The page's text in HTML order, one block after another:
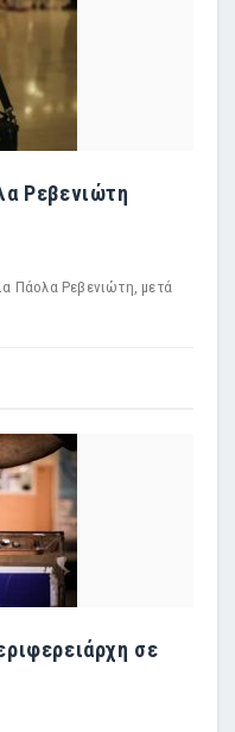
Ρεβενιώτη
Πάολα Ρεβενιώτη, μετά
σε